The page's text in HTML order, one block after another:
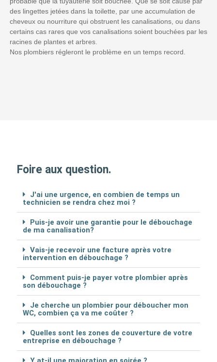
des lingettes jetées dans la toilette, par une accumulation de
cheveux ou nourriture qui obstruent les canalisations, ou dans
certains cas rares que vos canalisations soient bouchées par les
racines de plantes et arbres.
Nos plombiers régleront le problème en un temps record.
Foire aux question.
J'ai une urgence, en combien de temps un
technicien se rendra chez moi ?
Puis-je avoir une garantie pour le débouchage
de ma canalisation?
Vais-je recevoir une facture après votre
intervention en débouchage ?
Comment puis-je payer votre plombier après
son débouchage ?
Je cherche un plombier pour déboucher mon
WC, combien ça va me coûter ?
Quelles sont les zones de couverture de votre
entreprise en débouchage ?